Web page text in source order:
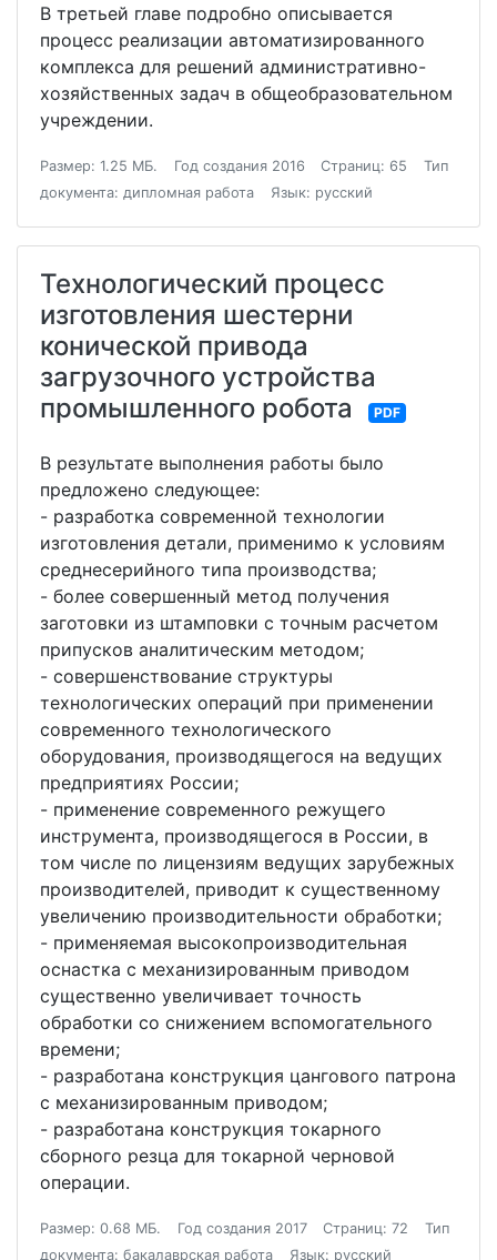
В третьей главе подробно описывается
процесс реализации автоматизированного
комплекса для решений административно-
хозяйственных задач в общеобразовательном
учреждении.
Размер: 1.25 МБ. Год создания 2016 Страниц: 65
Тип
документа: дипломная работа
Язык: русский
Технологический процесс
изготовления шестерни
конической привода
загрузочного устройства
промышленного робота
PDF
В результате выполнения работы было
предложено следующее:
- разработка современной технологии
изготовления детали, применимо к условиям
среднесерийного типа производства;
- более совершенный метод получения
заготовки из штамповки с точным расчетом
припусков аналитическим методом;
- совершенствование структуры
технологических операций при применении
современного технологического
оборудования, производящегося на ведущих
предприятиях России;
- применение современного режущего
инструмента, производящегося в России, в
том числе по лицензиям ведущих зарубежных
производителей, приводит к существенному
увеличению производительности обработки;
- применяемая высокопроизводительная
оснастка с механизированным приводом
существенно увеличивает точность
обработки со снижением вспомогательного
времени;
- разработана конструкция цангового патрона
с механизированным приводом;
- разработана конструкция токарного
сборного резца для токарной черновой
операции.
Размер: 0.68 МБ. Год создания 2017 Страниц: 72
Тип
документа: бакалаврская работа
Язык: русский